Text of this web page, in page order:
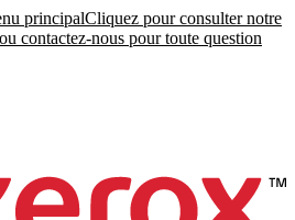
principalCliquez pour consulter notre
contactez-nous pour toute question